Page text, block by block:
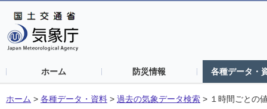
ホーム 防災情報 各種データ・
ホーム > 各種データ・資料 > 過去の気象データ検索 > １時間ごとの